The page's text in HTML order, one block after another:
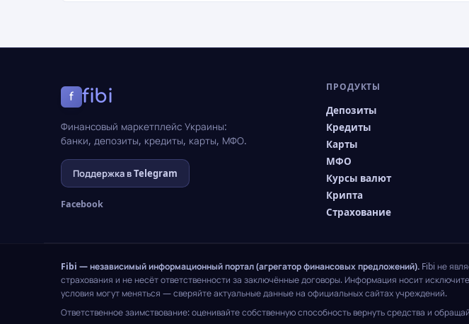
f fibi
Финансовый маркетплейс Украины:
банки, депозиты, кредиты, карты, МФО.
Поддержка в Telegram
Facebook
ПРОДУКТЫ
Депозиты
Кредиты
Карты
МФО
Курсы валют
Крипта
Страхование
Fibi — независимый информационный портал (агрегатор финансовых предложений). Fibi не
страхования и не несёт ответственности за заключённые договоры. Информация носит
условия могут меняться — сверяйте актуальные данные на официальных сайтах учреждений.
Ответственное заимствование: оценивайте собственную способность вернуть средства и